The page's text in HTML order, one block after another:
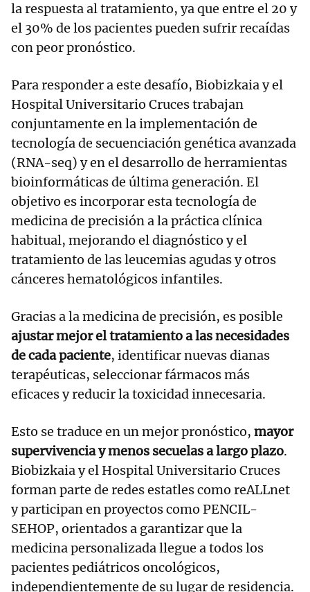
la respuesta al tratamiento, ya que entre el 20 y
el 30% de los pacientes pueden sufrir recaídas
con peor pronóstico.
Para responder a este desafío, Biobizkaia y el
Hospital Universitario Cruces trabajan
conjuntamente en la implementación de
tecnología de secuenciación genética avanzada
(RNA-seq) y en el desarrollo de herramientas
bioinformáticas de última generación. El
objetivo es incorporar esta tecnología de
medicina de precisión a la práctica clínica
habitual, mejorando el diagnóstico y el
tratamiento de las leucemias agudas y otros
cánceres hematológicos infantiles.
Gracias a la medicina de precisión, es posible
ajustar mejor el tratamiento a las necesidades
de cada paciente, identificar nuevas dianas
terapéuticas, seleccionar fármacos más
eficaces y reducir la toxicidad innecesaria.
Esto se traduce en un mejor pronóstico, mayor
supervivencia y menos secuelas a largo plazo.
Biobizkaia y el Hospital Universitario Cruces
forman parte de redes estatles como reALLnet
y participan en proyectos como PENCIL-
SEHOP, orientados a garantizar que la
medicina personalizada llegue a todos los
pacientes pediátricos oncológicos,
independientemente de su lugar de residencia.